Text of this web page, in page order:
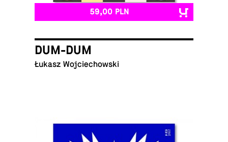
59,00 PLN
DUM-DUM
Łukasz Wojciechowski